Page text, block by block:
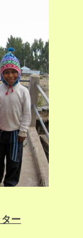
ー